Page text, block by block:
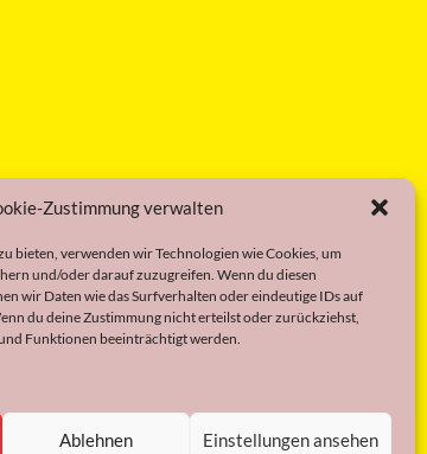
Zustimmung verwalten
bieten, verwenden wir Technologien wie Cookies, um
und/oder darauf zuzugreifen. Wenn du diesen
wir Daten wie das Surfverhalten oder eindeutige IDs auf
du deine Zustimmung nicht erteilst oder zurückziehst,
Funktionen beeinträchtigt werden.
Ablehnen Einstellungen ansehen